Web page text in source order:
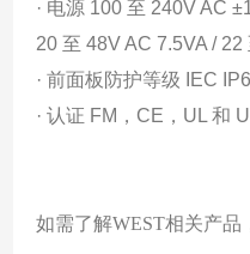
· 电源 100 至 240V AC
20 至 48V AC 7.5VA / 22
· 前面板防护等级 IEC
· 认证 FM，CE，UL 和
如需了解WEST相关产品